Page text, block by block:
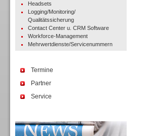
Headsets
Logging/Monitoring/
Qualitätssicherung
Contact Center u. CRM Software
Workforce-Management
Mehrwertdienste/Servicenummern
Termine
Partner
Service